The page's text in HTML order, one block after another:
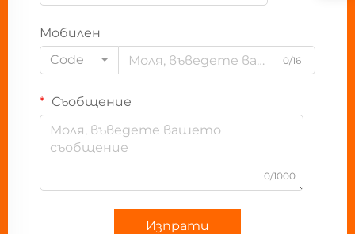
Мобилен
Code
0/16
Съобщение
0/1000
Изпрати